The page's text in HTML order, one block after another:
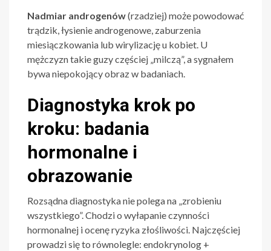
Nadmiar androgenów(rzadziej) może powodować
trądzik, łysienie androgenowe, zaburzenia
miesiączkowania lub wirylizację u kobiet. U
mężczyzn takie guzy częściej „milczą”, a sygnałem
bywa niepokojący obraz w badaniach.
Diagnostyka krok po
kroku: badania
hormonalne i
obrazowanie
Rozsądna diagnostyka nie polega na „zrobieniu
wszystkiego”. Chodzi o wyłapanie czynności
hormonalnej i ocenę ryzyka złośliwości. Najczęściej
prowadzi się to równolegle: endokrynolog +